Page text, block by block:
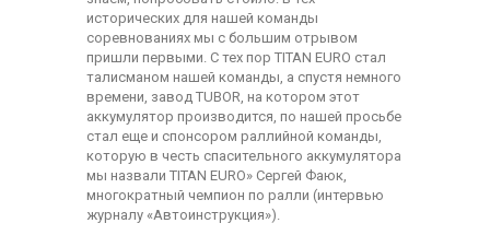
исторических для нашей команды
соревнованиях мы с большим отрывом
пришли первыми. С тех пор TITAN EURO стал
талисманом нашей команды, а спустя немного
времени, завод TUBOR, на котором этот
аккумулятор производится, по нашей просьбе
стал еще и спонсором раллийной команды,
которую в честь спасительного аккумулятора
мы назвали TITAN EURO» Сергей Фаюк,
многократный чемпион по ралли (интервью
журналу «Автоинструкция»).